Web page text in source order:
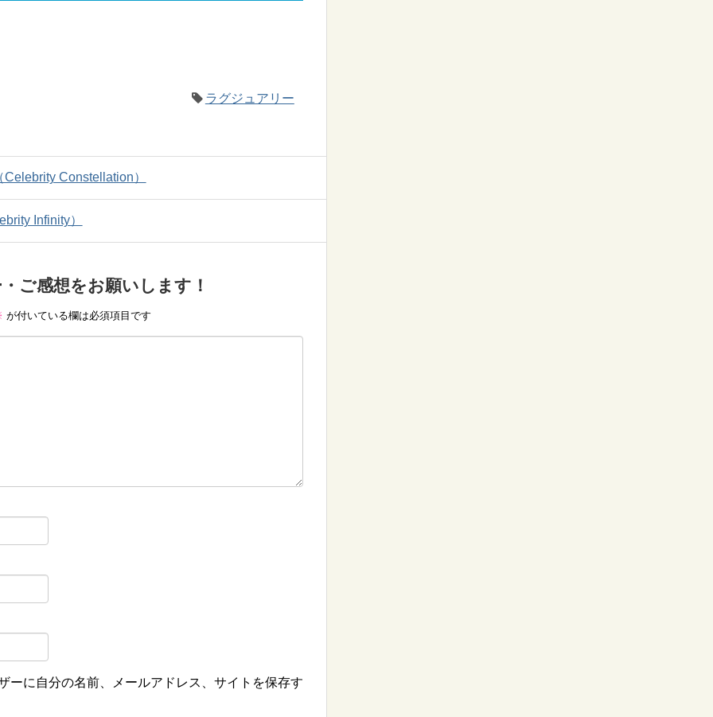
ラグジュアリー
Constellation）
Infinity）
ご感想をお願いします！
が付いている欄は必須項目です
ーに自分の名前、メールアドレス、サイトを保存す